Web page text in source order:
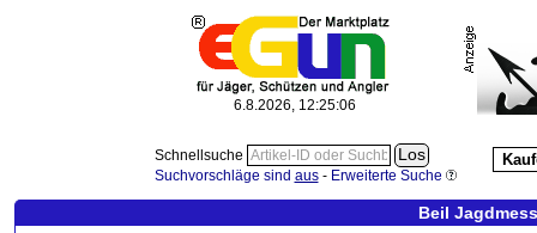
6.8.2026, 12:25:07
Schnellsuche
Suchvorschläge sind aus- Erweiterte Suche
Beil